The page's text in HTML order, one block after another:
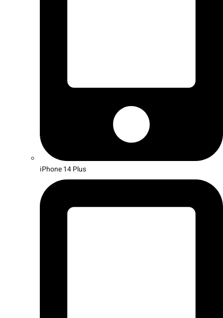
iPhone 14 Plus